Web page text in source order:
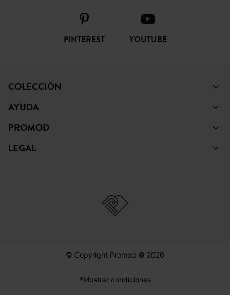
PINTEREST YOUTUBE
COLECCIÓN
AYUDA
PROMOD
LEGAL
© Copyright Promod © 2026
*Mostrar condiciones